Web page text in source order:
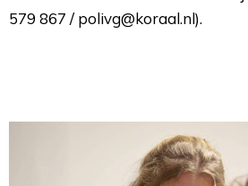
579 867 / polivg@koraal.nl).